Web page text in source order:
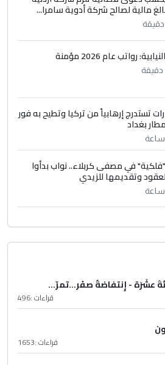
في بغداد.. "الفيول" مقابل
مالية لصالح شركة أدوية سامرا...
رواتب عام 2026 مؤمنة
تستدرج إرهابياً من تركيا وتطيح به فور
بغداد
في مصفى كربلاء.. نواب بدأوا
وتقديمها للزيدي
عشَرَة - إِنتفاضةُ صفَر…تمرّ...
قراءات :496
قراءات :1653